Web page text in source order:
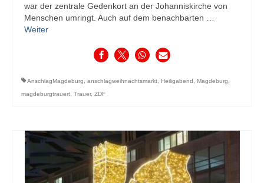
war der zentrale Gedenkort an der Johanniskirche von
Menschen umringt. Auch auf dem benachbarten …
Weiter
AnschlagMagdeburg anschlagweihnachtsmarkt Heiligabend Magdeburg
magdeburgtrauert Trauer, ZDF